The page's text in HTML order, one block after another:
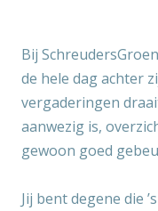
Bij
de hele dag achter
vergaderingen
aanwezig is,
gewoon goed
Jij bent degene die